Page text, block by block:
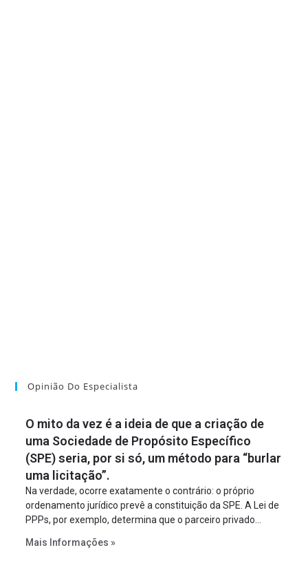
Opinião Do Especialista
O mito da vez é a ideia de que a criação de
uma Sociedade de Propósito Específico
(SPE) seria, por si só, um método para “burlar
uma licitação”.
Na verdade, ocorre exatamente o contrário: o próprio
ordenamento jurídico prevê a constituição da SPE. A Lei de
PPPs, por exemplo, determina que o parceiro privado
empreendimento. Ou seja, a suposta “fraude à licitação” é
Mais Informações »